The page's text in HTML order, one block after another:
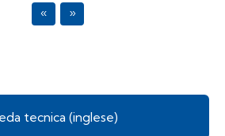
tecnica (inglese)